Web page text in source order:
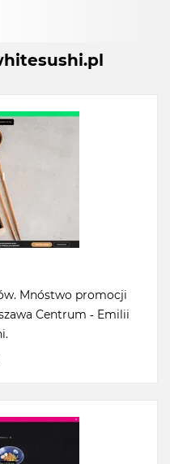
Mnóstwo promocji
Centrum - Emilii